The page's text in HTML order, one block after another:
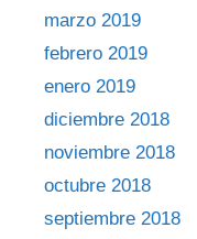
marzo 2019
febrero 2019
enero 2019
diciembre 2018
noviembre 2018
octubre 2018
septiembre 2018